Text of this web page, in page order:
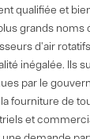
qualifiée et
grands noms
d'air
inégalée. Ils
par le
fourniture de
et